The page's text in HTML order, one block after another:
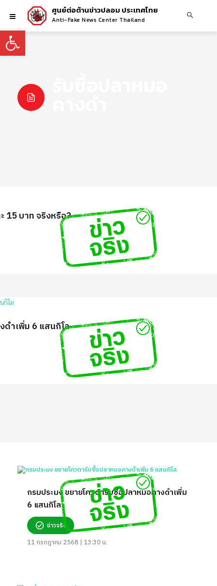
Open toolbar
ศูนย์ต่อต้านข่าวปลอม ประเทศไทย
Anti-Fake News Center Thailand
15 บาท จริงหรือ?
ดำเพิ่ม 6 แสนกิโล
กรมประมง ขยายโควตารับซื้อปลาหมอคางดำเพิ่ม
6 แสนกิโล
ข่าวจริง
11 กรกฎาคม 2568 | 13:30 น.